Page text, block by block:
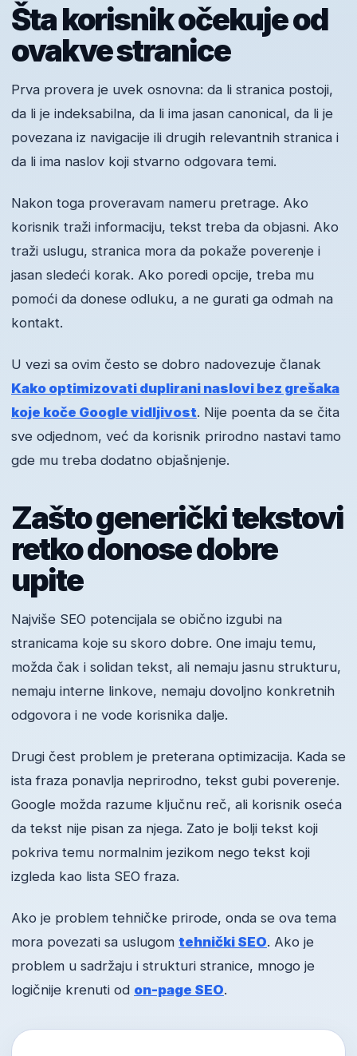
Šta korisnik očekuje od
ovakve stranice
Prva provera je uvek osnovna: da li stranica postoji,
da li je indeksabilna, da li ima jasan canonical, da li je
povezana iz navigacije ili drugih relevantnih stranica i
da li ima naslov koji stvarno odgovara temi.
Nakon toga proveravam nameru pretrage. Ako
korisnik traži informaciju, tekst treba da objasni. Ako
traži uslugu, stranica mora da pokaže poverenje i
jasan sledeći korak. Ako poredi opcije, treba mu
pomoći da donese odluku, a ne gurati ga odmah na
kontakt.
U vezi sa ovim često se dobro nadovezuje članak
Kako optimizovati duplirani naslovi bez grešaka
koje koče Google vidljivost. Nije poenta da se čita
sve odjednom, već da korisnik prirodno nastavi tamo
gde mu treba dodatno objašnjenje.
Zašto generički tekstovi
retko donose dobre
upite
Najviše SEO potencijala se obično izgubi na
stranicama koje su skoro dobre. One imaju temu,
možda čak i solidan tekst, ali nemaju jasnu strukturu,
nemaju interne linkove, nemaju dovoljno konkretnih
odgovora i ne vode korisnika dalje.
Drugi čest problem je preterana optimizacija. Kada se
ista fraza ponavlja neprirodno, tekst gubi poverenje.
Google možda razume ključnu reč, ali korisnik oseća
da tekst nije pisan za njega. Zato je bolji tekst koji
pokriva temu normalnim jezikom nego tekst koji
izgleda kao lista SEO fraza.
Ako je problem tehničke prirode, onda se ova tema
mora povezati sa uslugom tehnički SEO. Ako je
problem u sadržaju i strukturi stranice, mnogo je
logičnije krenuti od on-page SEO.